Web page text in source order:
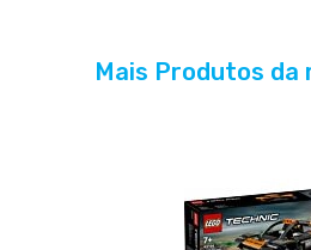
Mais Produtos da